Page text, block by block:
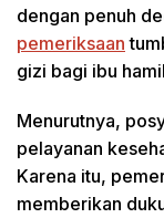
dengan penuh
pemeriksaan
gizi bagi ibu
Menurutnya,
pelayanan
Karena itu,
memberikan